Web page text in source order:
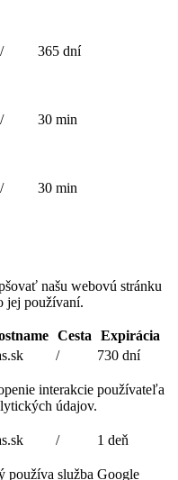
/ 365 dní
/ 30 min
/ 30 min
našu webovú stránku
jej používaní.
Cesta
Expirácia
/ 730 dní
interakcie používateľa
údajov.
/ 1 deň
používa služba Google